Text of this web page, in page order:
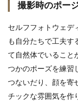
撮影時のポー
セルフフォトウェデ
も自分たちで工夫す
て自然体でいること
つかのポーズを練習
つないだり、顔を寄
チックな雰囲気を作